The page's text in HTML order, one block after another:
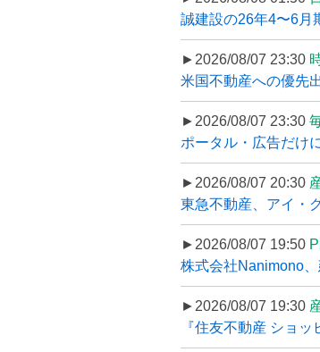
誠建設の26年4〜6月
►2026/08/07 23:30
米国不動産への優先
►2026/08/07 23:30
ポータル・広告だけ
►2026/08/07 20:30
東急不動産、アイ・
►2026/08/07 19:50
株式会社Nanimono
►2026/08/07 19:30
『住友不動産 ショ